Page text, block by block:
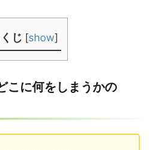
じ [show]
こに何をしまうかの